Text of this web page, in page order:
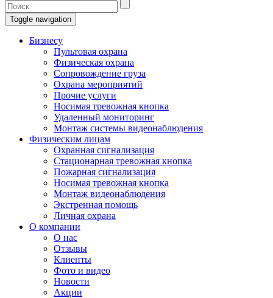
Toggle navigation
Бизнесу
Пультовая охрана
Физическая охрана
Сопровождение груза
Охрана мероприятий
Прочие услуги
Носимая тревожная кнопка
Удаленный мониторинг
Монтаж системы видеонаблюдения
Физическим лицам
Охранная сигнализация
Стационарная тревожная кнопка
Пожарная сигнализация
Носимая тревожная кнопка
Монтаж видеонаблюдения
Экстренная помощь
Личная охрана
О компании
О нас
Отзывы
Клиенты
Фото и видео
Новости
Акции